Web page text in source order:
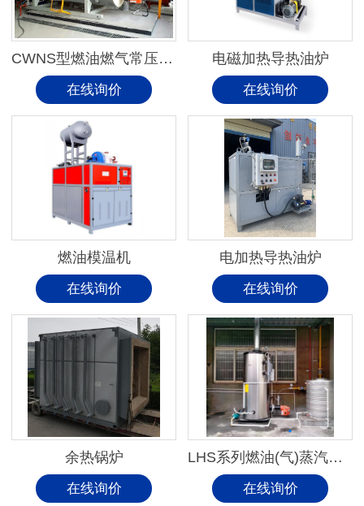
CWNS型燃油燃气常压热水锅炉
在线询价
电磁加热导热油炉
在线询价
燃油模温机
在线询价
电加热导热油炉
在线询价
余热锅炉
在线询价
LHS系列燃油(气)蒸汽锅炉
在线询价